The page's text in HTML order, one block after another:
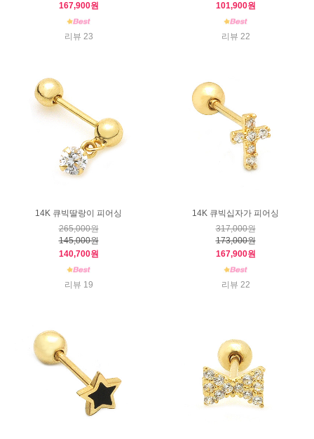
167,900원
리뷰 23
101,900원
리뷰 22
14K 큐빅딸랑이 피어싱
265,000원
145,000원
140,700원
리뷰 19
14K 큐빅십자가 피어싱
317,000원
173,000원
167,900원
리뷰 22